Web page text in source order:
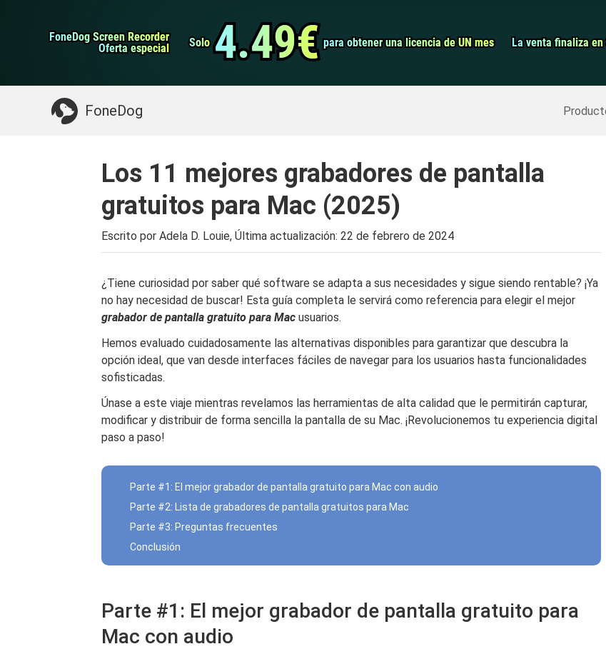
FoneDog Screen Recorder
FoneDog Screen Recorder
Oferta especial
Oferta especial Solo
Solo 4.49€
4.49€ para obtener una licencia de UN mes
para obtener una licencia de UN mes La venta finaliza en
La venta finaliza en
FoneDog
Limpiador de iPhone
Algo que puede necesitar: Copia de seguridad
Los 11 mejores grabadores de pantalla
gratuitos para Mac (2025)
Escrito por Adela D. Louie, Última actualización: 22 de febrero de 2024
¿Tiene curiosidad por saber qué software se adapta a sus necesidades y sigue siendo rentable? ¡Ya
no hay necesidad de buscar! Esta guía completa le servirá como referencia para elegir el mejor
grabador de pantalla gratuito para Mac usuarios.
Hemos evaluado cuidadosamente las alternativas disponibles para garantizar que descubra la
opción ideal, que van desde interfaces fáciles de navegar para los usuarios hasta funcionalidades
sofisticadas.
Únase a este viaje mientras revelamos las herramientas de alta calidad que le permitirán capturar,
modificar y distribuir de forma sencilla la pantalla de su Mac. ¡Revolucionemos tu experiencia digital
paso a paso!
Parte #1: El mejor grabador de pantalla gratuito para Mac con audio
Parte #2: Lista de grabadores de pantalla gratuitos para Mac
Parte #3: Preguntas frecuentes
Conclusión
Parte #1: El mejor grabador de pantalla gratuito para
Mac con audio